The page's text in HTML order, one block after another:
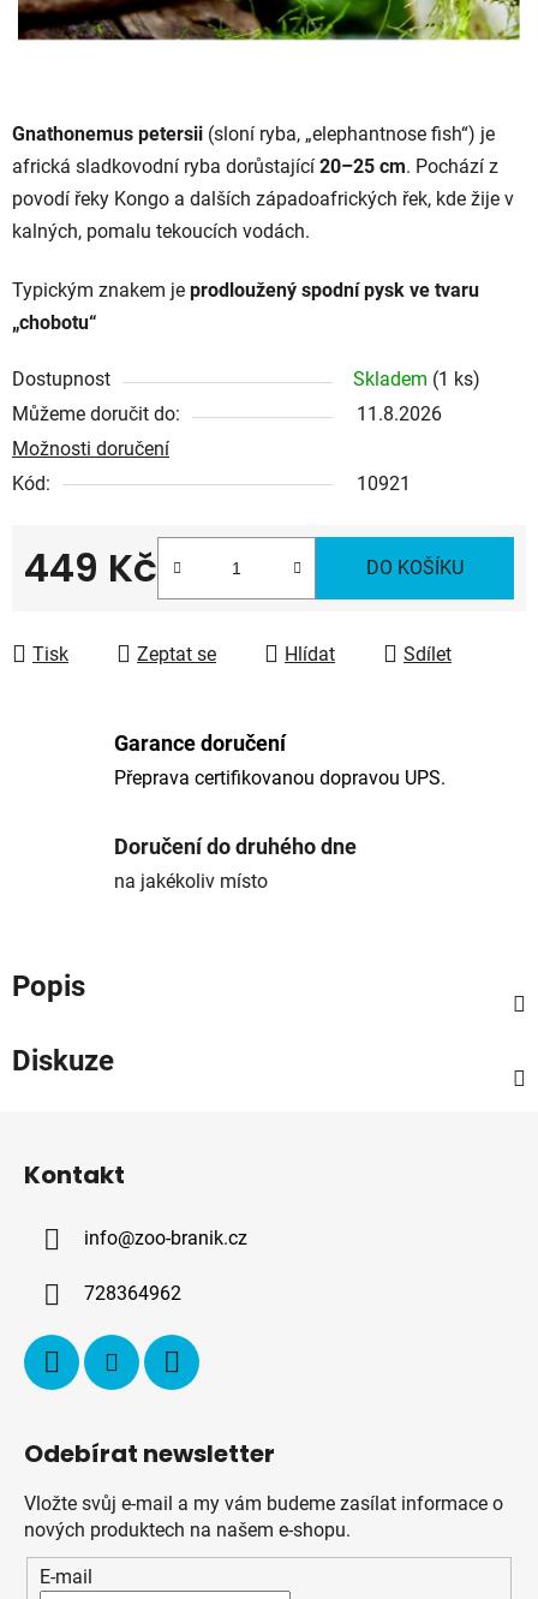
Gnathonemus petersii (sloní ryba, „elephantnose fish“) je
africká sladkovodní ryba dorůstající 20–25 cm. Pochází z
povodí řeky Kongo a dalších západoafrických řek, kde žije v
kalných, pomalu tekoucích vodách.
Typickým znakem je prodloužený spodní pysk ve tvaru
„chobotu“
Dostupnost Skladem (1 ks)
Můžeme doručit do:
11.8.2026
Možnosti doručení
Kód:
10921
449 Kč DO KOŠÍKU
Tisk Zeptat se Hlídat Sdílet
Garance doručení
Přeprava certifikovanou dopravou UPS.
Doručení do druhého dne
na jakékoliv místo
Popis
Diskuze
Kontakt
info@zoo-branik.cz
728364962
Odebírat newsletter
Vložte svůj e-mail a my vám budeme zasílat informace o
nových produktech na našem e-shopu.
E-mail